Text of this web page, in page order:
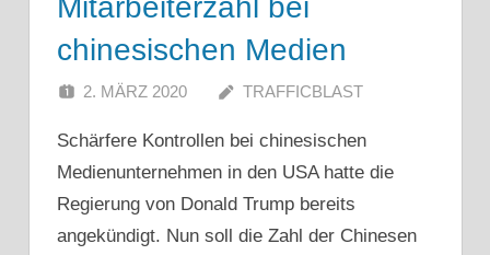
Mitarbeiterzahl bei
chinesischen Medien
2. MÄRZ 2020 TRAFFICBLAST
Schärfere Kontrollen bei chinesischen
Medienunternehmen in den USA hatte die
Regierung von Donald Trump bereits
angekündigt. Nun soll die Zahl der Chinesen